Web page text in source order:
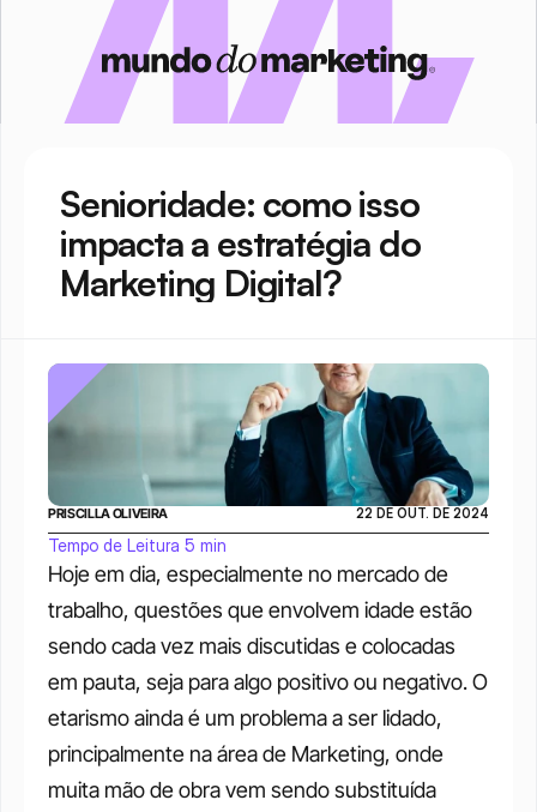
Senioridade: como isso
impacta a estratégia do
Marketing Digital?
Hoje em dia, especialmente no mercado de
trabalho, questões que envolvem idade estão
sendo cada vez mais discutidas e colocadas
em pauta, seja para algo positivo ou negativo. O
etarismo ainda é um problema a ser lidado,
principalmente na área de Marketing, onde
muita mão de obra vem sendo substituída
PRISCILLA OLIVEIRA 22 DE OUT. DE 2024
Tempo de Leitura 5 min